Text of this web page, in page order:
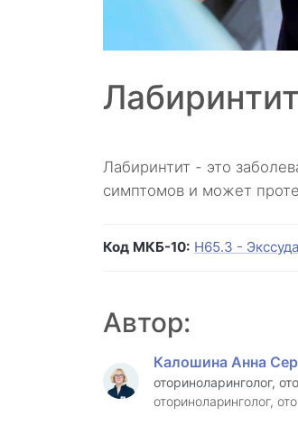
Лабиринтит - это
симптомов и может
Код МКБ-10: H65.3 -
Автор:
Калошина Анна
оториноларинголог,
оториноларинголог,